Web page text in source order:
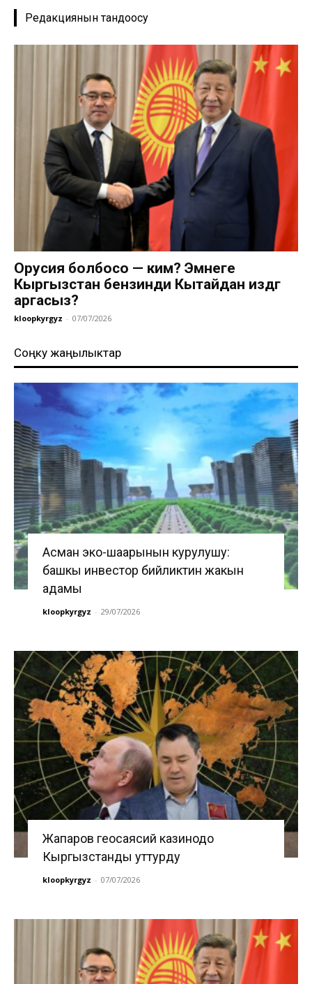
Редакциянын тандоосу
Орусия болбосо — ким? Эмнеге
Кыргызстан бензинди Кытайдан издөөгө
аргасыз?
kloopkyrgyz - 07/07/2026
Соңку жаңылыктар
Асман эко-шаарынын курулушу:
башкы инвестор бийликтин жакын
адамы
kloopkyrgyz - 29/07/2026
Жапаров геосаясий казинодо
Кыргызстанды уттурду
kloopkyrgyz - 07/07/2026